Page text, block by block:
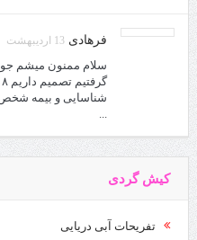
فرهادی 13 اردیبهشت
سلام ممنون میشم
شناسایی و بیمه شخص
...
کیش گردی
تفریحات آبی دریایی